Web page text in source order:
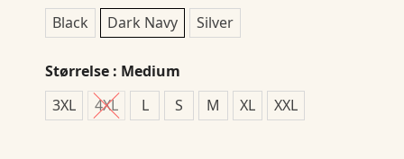
Black
Dark Navy Silver
Størrelse : Medium
3XL
4XL L S M XL XXL